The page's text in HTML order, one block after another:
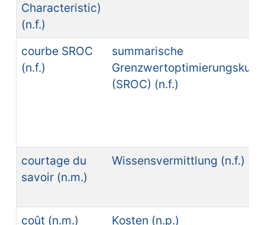
Characteristic)
(n.f.)
courbe SROC
(n.f.)
summarische
(SROC) (n.f.)
courtage du
savoir (n.m.)
Wissensvermittlung (n.f.)
coût (n.m.)
Kosten (n.p.)